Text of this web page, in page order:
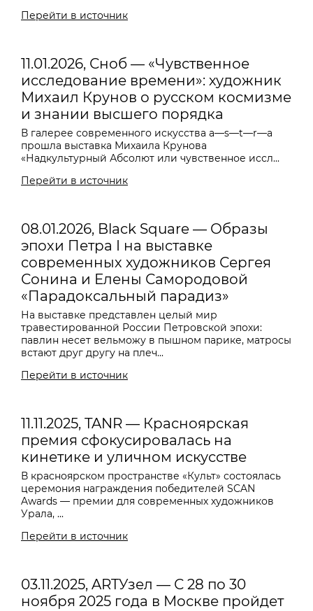
Перейти в источник
11.01.2026, Сноб — «Чувственное
исследование времени»: художник
Михаил Крунов о русском космизме
и знании высшего порядка
В галерее современного искусства a—s—t—r—a
прошла выставка Михаила Крунова
«Надкультурный Абсолют или чувственное иссл...
Перейти в источник
08.01.2026, Black Square — Образы
эпохи Петра I на выставке
современных художников Сергея
Сонина и Елены Самородовой
«Парадоксальный парадиз»
На выставке представлен целый мир
травестированной России Петровской эпохи:
павлин несет вельможу в пышном парике, матросы
встают друг другу на плеч...
Перейти в источник
11.11.2025, TANR — Красноярская
премия сфокусировалась на
кинетике и уличном искусстве
В красноярском пространстве «Культ» состоялась
церемония награждения победителей SCAN
Awards — премии для современных художников
Урала, ...
Перейти в источник
03.11.2025, ARTУзел — С 28 по 30
ноября 2025 года в Москве пройдет